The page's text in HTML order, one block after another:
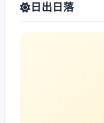
日出日落